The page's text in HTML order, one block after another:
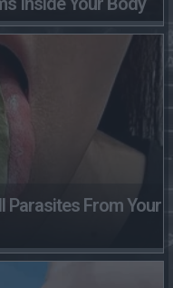
Parasites From Your